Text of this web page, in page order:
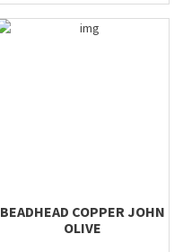
BEADHEAD COPPER JOHN
OLIVE